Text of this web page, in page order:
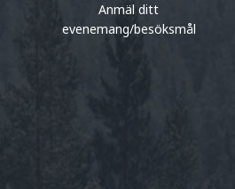
Anmäl ditt
evenemang/besöksmål